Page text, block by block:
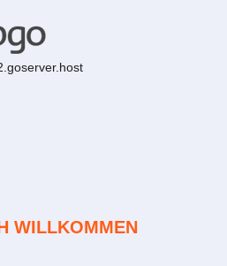
WILLKOMMEN